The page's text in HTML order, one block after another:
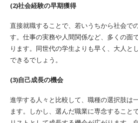
(2)社会経験の早期獲得
直接就職することで、若いうちから社会で
す。仕事の実務や人間関係など、多くの面
ります。同世代の学生よりも早く、大人と
できるでしょう。
(3)自己成長の機会
進学する人々と比較して、職種の選択肢は
ます。しかし、選んだ職業に専念すること